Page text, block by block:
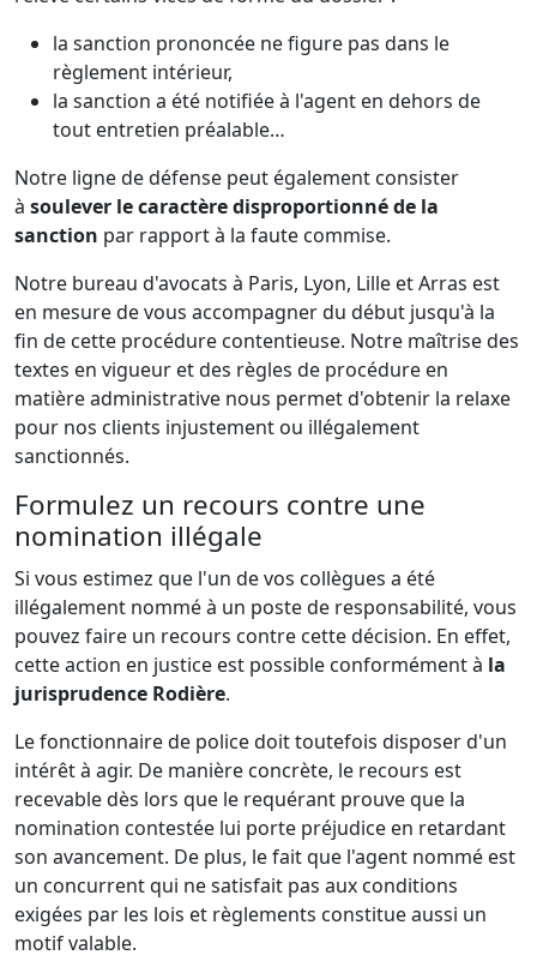
la sanction prononcée ne figure pas dans le
règlement intérieur,
la sanction a été notifiée à l'agent en dehors de
tout entretien préalable…
Notre ligne de défense peut également consister
à soulever le caractère disproportionné de la
sanction par rapport à la faute commise.
Notre bureau d'avocats à Paris, Lyon, Lille et Arras est
en mesure de vous accompagner du début jusqu'à la
fin de cette procédure contentieuse. Notre maîtrise des
textes en vigueur et des règles de procédure en
matière administrative nous permet d'obtenir la relaxe
pour nos clients injustement ou illégalement
sanctionnés.
Formulez un recours contre une
nomination illégale
Si vous estimez que l'un de vos collègues a été
illégalement nommé à un poste de responsabilité, vous
pouvez faire un recours contre cette décision. En effet,
cette action en justice est possible conformément à la
jurisprudence Rodière.
Le fonctionnaire de police doit toutefois disposer d'un
intérêt à agir. De manière concrète, le recours est
recevable dès lors que le requérant prouve que la
nomination contestée lui porte préjudice en retardant
son avancement. De plus, le fait que l'agent nommé est
un concurrent qui ne satisfait pas aux conditions
exigées par les lois et règlements constitue aussi un
motif valable.